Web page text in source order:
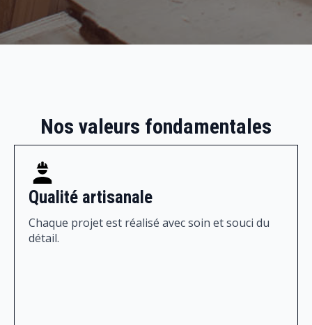
Nos valeurs fondamentales
Qualité artisanale
Chaque projet est réalisé avec soin et souci du
détail.